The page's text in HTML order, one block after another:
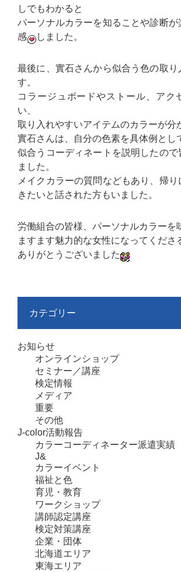
しでもわかると
パーソナルカラーを知ることや診断が
感
しました。
最後に、實石さんから似合う色の取
す。
コラージュボードやストール、アク
い、
取り入れやすいアイテムのカラーが分
實石さんは、自分の色素を具体例とし
似合うコーディネートを説明したの
ました。
メイクカラーの質問などもあり、帰り
きたいと話された方もいました。
労働組合の皆様、パーソナルカラーを
ますます魅力的な女性になってくださ
ありがとうございました
カテゴリー
お知らせ
オンラインショップ
セミナー／講座
検定情報
メディア
重要
その他
J-color活動報告
カラーコーディネーター派遣実績
J&
カラーイベント
福祉と色
育児・教育
ワークショップ
講師認定講座
検定対策講座
企業・団体
北海道エリア
東海エリア